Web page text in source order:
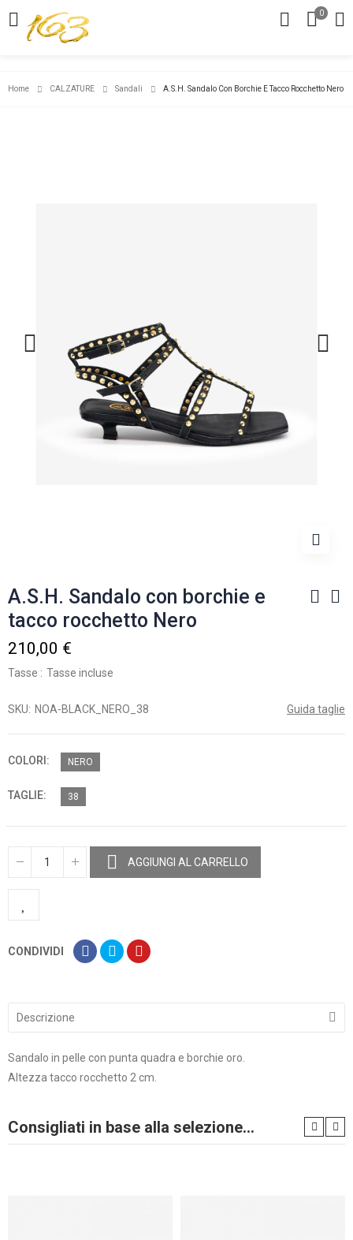
0
Home CALZATURE Sandali A.S.H. Sandalo Con Borchie E Tacco Rocchetto Nero
A.S.H. Sandalo con borchie e
tacco rocchetto Nero
210,00 €
Tasse Tasse incluse
Guida taglie
SKU NOA-BLACK_NERO_38
COLORI NERO
TAGLIE 38
AGGIUNGI AL CARRELLO
CONDIVIDI
Descrizione
Sandalo in pelle con punta quadra e borchie oro.
Altezza tacco rocchetto 2 cm.
Consigliati in base alla selezione...